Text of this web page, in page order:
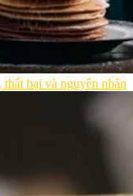
bại và nguyên nhân